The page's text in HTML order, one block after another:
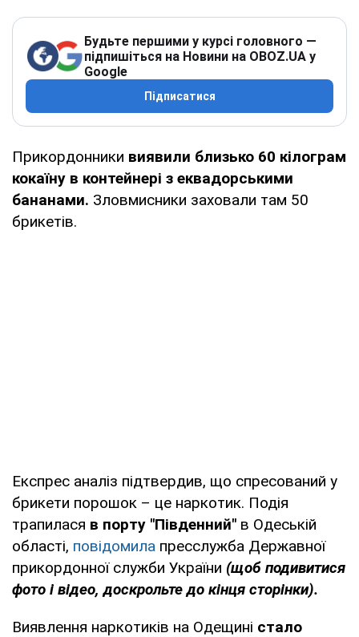
Будьте першими у курсі головного —
підпишіться на Новини на OBOZ.UA у
Google
Підписатися
Прикордонники виявили близько 60 кілограм
кокаїну в контейнері з еквадорськими
бананами. Зловмисники заховали там 50
брикетів.
Експрес аналіз підтвердив, що спресований у
брикети порошок – це наркотик. Подія
трапилася в порту "Південний" в Одеській
області, повідомила пресслужба Державної
прикордонної служби України (щоб подивитися
фото і відео, доскрольте до кінця сторінки).
Виявлення наркотиків на Одещині стало